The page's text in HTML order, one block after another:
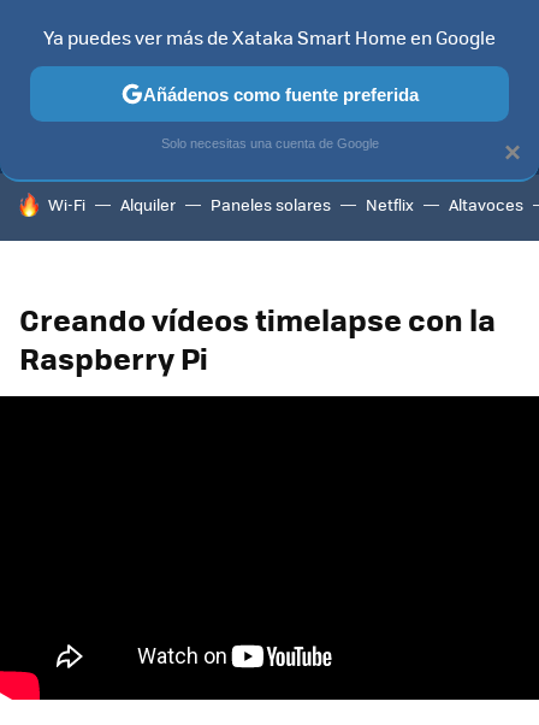
MENÚ NUEVO
CONTENIDOS SMART TV
HOY SE HABLA DE
Wi-Fi Alquiler Paneles solares Netflix Altavoces
Creando vídeos timelapse con la
Raspberry Pi
×
Ya puedes ver más de Xataka Smart Home en Google
Añádenos como fuente preferida
Solo necesitas una cuenta de Google